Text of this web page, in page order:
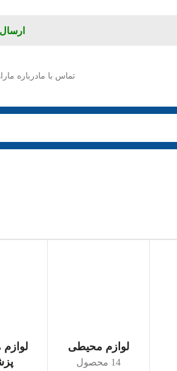
تماس با مادرباره ما
لوازم محیطی
14 محصول